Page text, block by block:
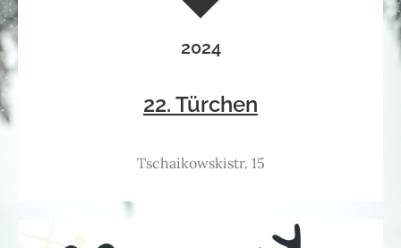
2024
22. Türchen
Tschaikowskistr. 15